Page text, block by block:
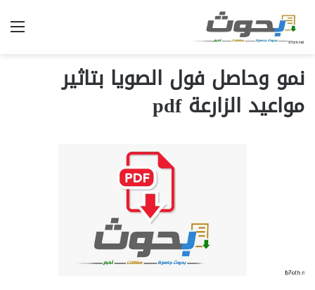
نمو وحاصل فول الصويا بتاثير
مواعيد الزارعة pdf